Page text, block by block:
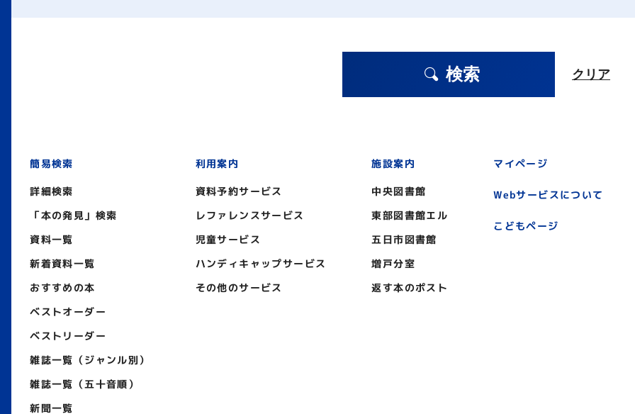
検索 クリア
簡易検索
詳細検索
「本の発見」検索
資料一覧
新着資料一覧
おすすめの本
ベストオーダー
ベストリーダー
雑誌一覧（ジャンル別）
雑誌一覧（五十音順）
新聞一覧
利用案内
資料予約サービス
レファレンスサービス
児童サービス
ハンディキャップサービス
その他のサービス
施設案内
中央図書館
東部図書館エル
五日市図書館
増戸分室
返す本のポスト
マイページ
Webサービスについて
こどもページ